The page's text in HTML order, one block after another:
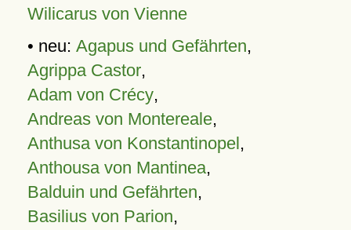
Wilicarus von Vienne
• neu: Agapus und Gefährten,
Agrippa Castor,
Adam von Crécy,
Andreas von Montereale,
Anthusa von Konstantinopel,
Anthousa von Mantinea,
Balduin und Gefährten,
Basilius von Parion,